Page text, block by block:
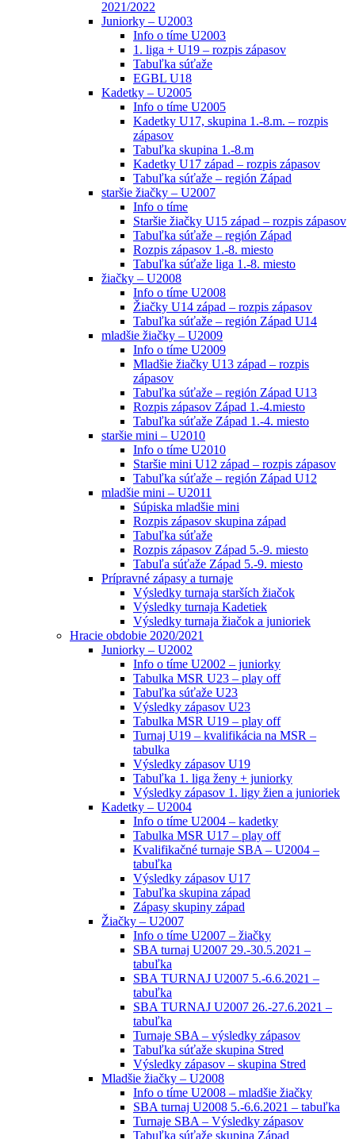
2021/2022
Juniorky – U2003
Info o tíme U2003
1. liga + U19 – rozpis zápasov
Tabuľka súťaže
EGBL U18
Kadetky – U2005
Info o tíme U2005
Kadetky U17, skupina 1.-8.m. – rozpis
zápasov
Tabuľka skupina 1.-8.m
Kadetky U17 západ – rozpis zápasov
Tabuľka súťaže – región Západ
staršie žiačky – U2007
Info o tíme
Staršie žiačky U15 západ – rozpis zápasov
Tabuľka súťaže – región Západ
Rozpis zápasov 1.-8. miesto
Tabuľka súťaže liga 1.-8. miesto
žiačky – U2008
Info o tíme U2008
Žiačky U14 západ – rozpis zápasov
Tabuľka súťaže – región Západ U14
mladšie žiačky – U2009
Info o tíme U2009
Mladšie žiačky U13 západ – rozpis
zápasov
Tabuľka súťaže – región Západ U13
Rozpis zápasov Západ 1.-4.miesto
Tabuľka súťaže Západ 1.-4. miesto
staršie mini – U2010
Info o tíme U2010
Staršie mini U12 západ – rozpis zápasov
Tabuľka súťaže – región Západ U12
mladšie mini – U2011
Súpiska mladšie mini
Rozpis zápasov skupina západ
Tabuľka súťaže
Rozpis zápasov Západ 5.-9. miesto
Tabuľa súťaže Západ 5.-9. miesto
Prípravné zápasy a turnaje
Výsledky turnaja starších žiačok
Výsledky turnaja Kadetiek
Výsledky turnaja žiačok a junioriek
Hracie obdobie 2020/2021
Juniorky – U2002
Info o tíme U2002 – juniorky
Tabulka MSR U23 – play off
Tabuľka súťaže U23
Výsledky zápasov U23
Tabulka MSR U19 – play off
Turnaj U19 – kvalifikácia na MSR –
tabulka
Výsledky zápasov U19
Tabuľka 1. liga ženy + juniorky
Výsledky zápasov 1. ligy žien a junioriek
Kadetky – U2004
Info o tíme U2004 – kadetky
Tabulka MSR U17 – play off
Kvalifikačné turnaje SBA – U2004 –
tabuľka
Výsledky zápasov U17
Tabuľka skupina západ
Zápasy skupiny západ
Žiačky – U2007
Info o tíme U2007 – žiačky
SBA turnaj U2007 29.-30.5.2021 –
tabuľka
SBA TURNAJ U2007 5.-6.6.2021 –
tabuľka
SBA TURNAJ U2007 26.-27.6.2021 –
tabuľka
Turnaje SBA – výsledky zápasov
Tabuľka súťaže skupina Stred
Výsledky zápasov – skupina Stred
Mladšie žiačky – U2008
Info o tíme U2008 – mladšie žiačky
SBA turnaj U2008 5.-6.6.2021 – tabuľka
Turnaje SBA – Výsledky zápasov
Tabuľka súťaže skupina Západ